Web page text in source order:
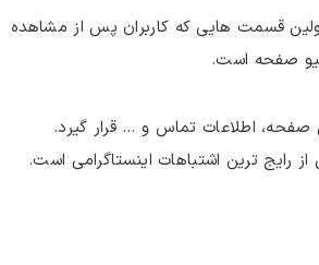
قسمت‌ هایی که کاربران پس از مشاهده
صفحه است.
اطلاعات تماس و … قرار گیرد.
رایج‌ ترین اشتباهات اینستاگرامی است.